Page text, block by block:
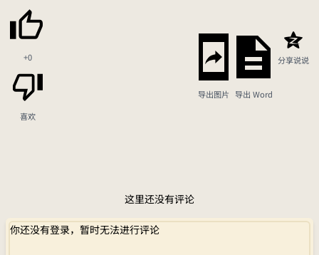
+0
喜欢
导出图片 导出 Word
分享说说
这里还没有评论
你还没有登录，暂时无法进行评论